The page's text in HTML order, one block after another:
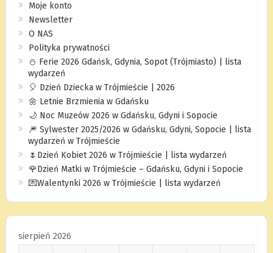
Moje konto
Newsletter
O NAS
Polityka prywatności
⛄️ Ferie 2026 Gdańsk, Gdynia, Sopot (Trójmiasto) | lista
wydarzeń
🎈 Dzień Dziecka w Trójmieście | 2026
🌼 Letnie Brzmienia w Gdańsku
🌙 Noc Muzeów 2026 w Gdańsku, Gdyni i Sopocie
🎆 Sylwester 2025/2026 w Gdańsku, Gdyni, Sopocie | lista
wydarzeń w Trójmieście
🌷Dzień Kobiet 2026 w Trójmieście | lista wydarzeń
🌹Dzień Matki w Trójmieście – Gdańsku, Gdyni i Sopocie
💌Walentynki 2026 w Trójmieście | lista wydarzeń
sierpień 2026